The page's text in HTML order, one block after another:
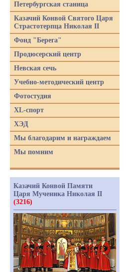
Петербургская станица
Казачий Конвой Святого Царя
Страстотерпца Николая II
Фонд "Берега"
Продюсерский центр
Невская сечь
Учебно-методический центр
Фотостудия
XL-спорт
ХЭД
Мы благодарим и награждаем
Мы помним
Казачий Конвой Памяти
Царя Мученика Николая II
(3216)